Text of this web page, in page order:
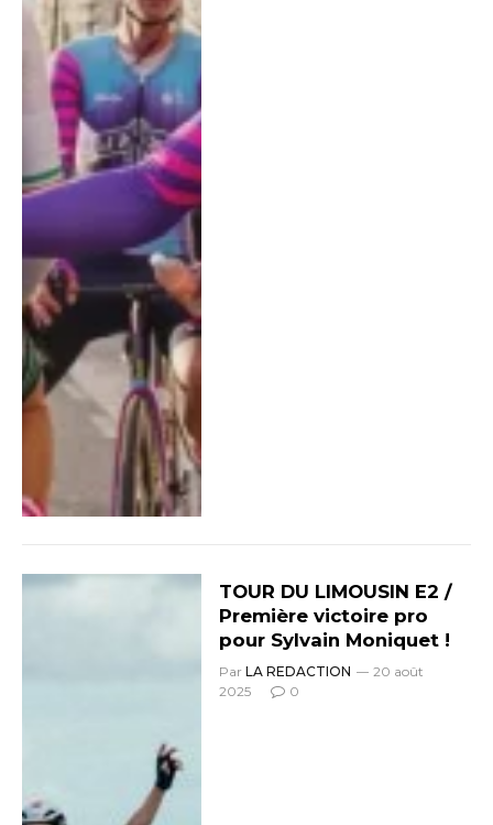
TOUR DU LIMOUSIN E2 /
Première victoire pro
pour Sylvain Moniquet !
Par LA REDACTION
20 août
2025
0